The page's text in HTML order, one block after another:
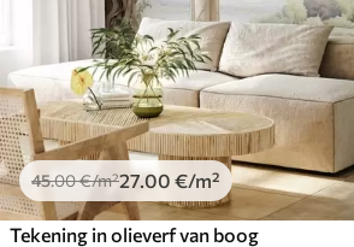
45.00€/m²27.00 €/m²
Tekening in olieverf van boog